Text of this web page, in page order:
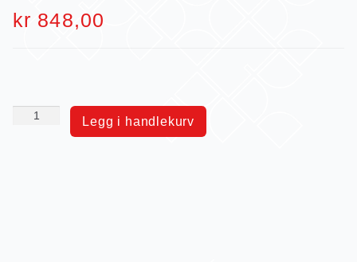
kr 848,00
Legg i handlekurv